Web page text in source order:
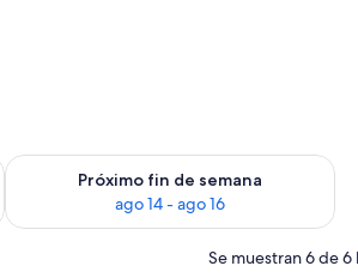
semana, ago 7 - ago 9
Próximo fin de semana
ago 14 - ago 16
Consulta la disponibilidad para el
Se muestran 6 de